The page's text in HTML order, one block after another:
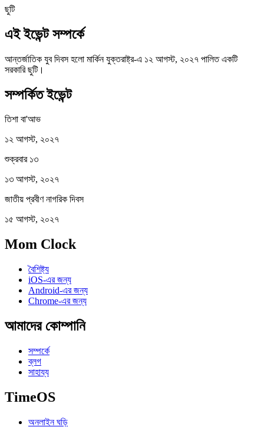
ছুটি
এই ইভেন্ট সম্পর্কে
আন্তর্জাতিক যুব দিবস হলো মার্কিন যুক্তরাষ্ট্র-এ ১২ আগস্ট, ২০২৭ পালিত একটি
সরকারি ছুটি।
সম্পর্কিত ইভেন্ট
তিশা বা'আভ
১২ আগস্ট, ২০২৭
শুক্রবার ১৩
১৩ আগস্ট, ২০২৭
জাতীয় প্রবীণ নাগরিক দিবস
১৫ আগস্ট, ২০২৭
Mom Clock
বৈশিষ্ট্য
iOS-এর জন্য
Android-এর জন্য
Chrome-এর জন্য
আমাদের কোম্পানি
সম্পর্কে
ব্লগ
সাহায্য
TimeOS
অনলাইন ঘড়ি